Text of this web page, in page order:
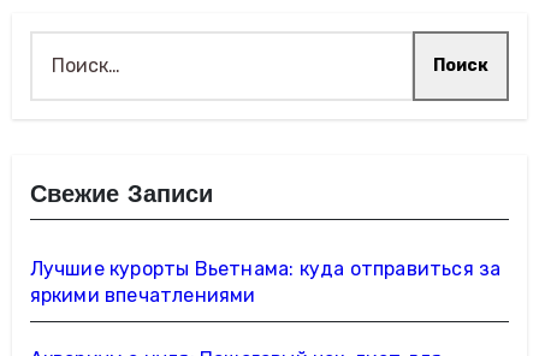
Свежие Записи
Лучшие курорты Вьетнама: куда отправиться за
яркими впечатлениями